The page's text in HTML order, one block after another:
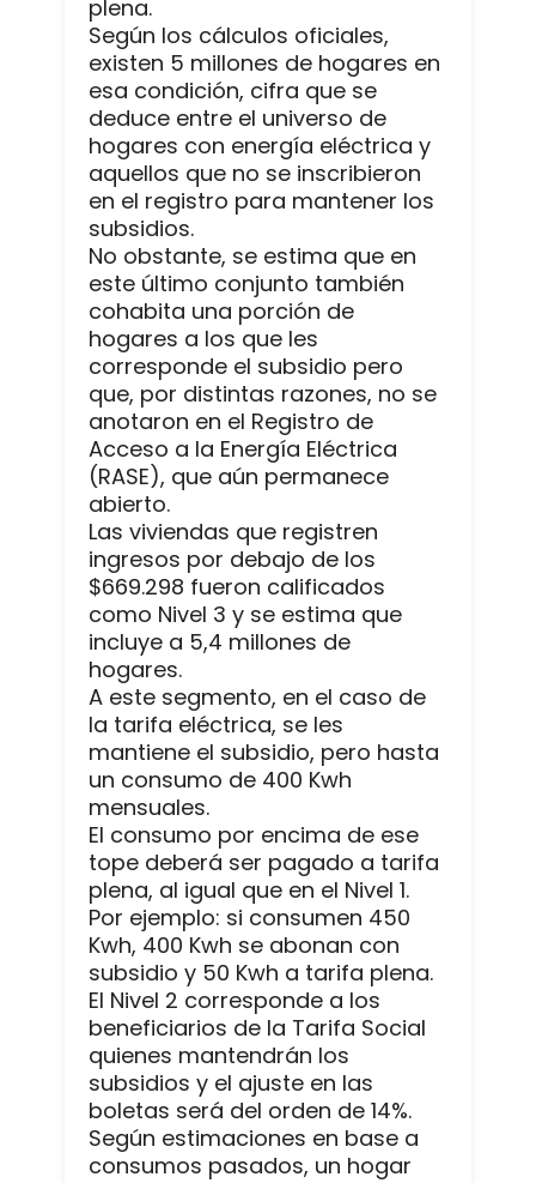
plena.
Según los cálculos oficiales,
existen 5 millones de hogares en
esa condición, cifra que se
deduce entre el universo de
hogares con energía eléctrica y
aquellos que no se inscribieron
en el registro para mantener los
subsidios.
No obstante, se estima que en
este último conjunto también
cohabita una porción de
hogares a los que les
corresponde el subsidio pero
que, por distintas razones, no se
anotaron en el Registro de
Acceso a la Energía Eléctrica
(RASE), que aún permanece
abierto.
Las viviendas que registren
ingresos por debajo de los
$669.298 fueron calificados
como Nivel 3 y se estima que
incluye a 5,4 millones de
hogares.
A este segmento, en el caso de
la tarifa eléctrica, se les
mantiene el subsidio, pero hasta
un consumo de 400 Kwh
mensuales.
El consumo por encima de ese
tope deberá ser pagado a tarifa
plena, al igual que en el Nivel 1.
Por ejemplo: si consumen 450
Kwh, 400 Kwh se abonan con
subsidio y 50 Kwh a tarifa plena.
El Nivel 2 corresponde a los
beneficiarios de la Tarifa Social
quienes mantendrán los
subsidios y el ajuste en las
boletas será del orden de 14%.
Según estimaciones en base a
consumos pasados, un hogar